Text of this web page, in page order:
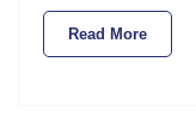
Read More